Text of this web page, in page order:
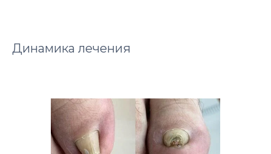
Динамика лечения